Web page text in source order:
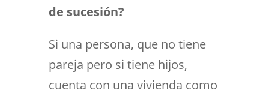
de sucesión?
Si una persona, que no tiene
pareja pero si tiene hijos,
cuenta con una vivienda como